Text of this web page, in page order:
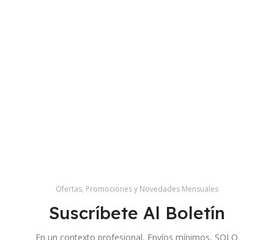
Ofertas, Promociones y Novedades Mensuales
Suscríbete Al Boletín
En un contexto profesional, Envíos mínimos, SOLO